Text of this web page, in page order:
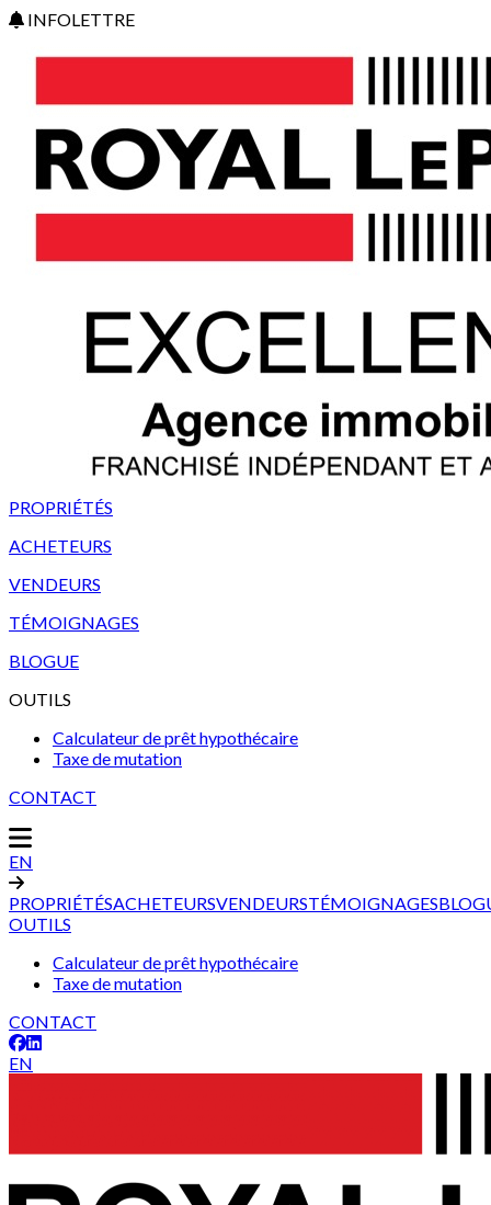
INFOLETTRE
PROPRIÉTÉS
ACHETEURS
VENDEURS
TÉMOIGNAGES
BLOGUE
OUTILS
Calculateur de prêt hypothécaire
Taxe de mutation
CONTACT
EN
PROPRIÉTÉSACHETEURSVENDEURSTÉMOIGNAGES
OUTILS
Calculateur de prêt hypothécaire
Taxe de mutation
CONTACT
EN